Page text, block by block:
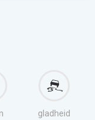
gladheid